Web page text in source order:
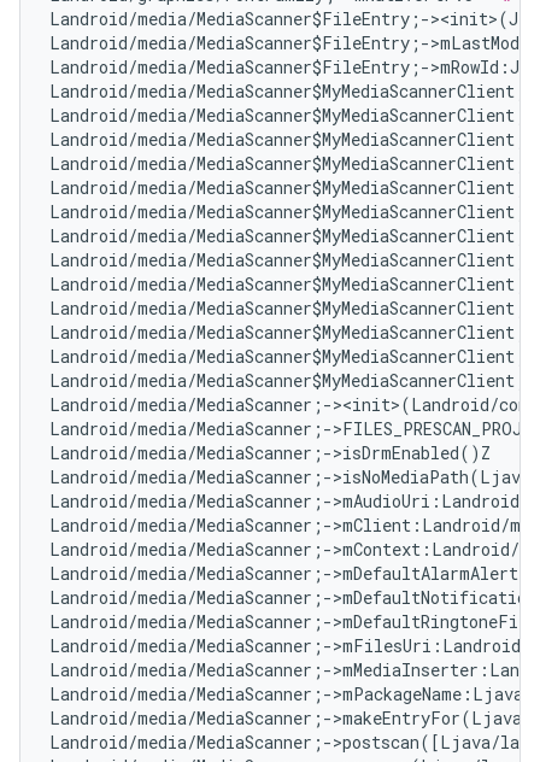
Landroid/media/MediaScanner$FileEntry;-
Landroid/media/MediaScanner$FileEntry;-
Landroid/media/MediaScanner$FileEntry;-
Landroid/media/
Landroid/media/
Landroid/media/
Landroid/media/
Landroid/media/
Landroid/media/
Landroid/media/
Landroid/media/
Landroid/media/
Landroid/media/
Landroid/media/
Landroid/media/
Landroid/media/
Landroid/media/MediaScanner;-
Landroid/media/MediaScanner;-
Landroid/media/MediaScanner;->isDrmEnabled()Z
Landroid/media/MediaScanner;-
Landroid/media/MediaScanner;-
Landroid/media/MediaScanner;->mClient:Landroid/
Landroid/media/MediaScanner;-
Landroid/media/MediaScanner;-
Landroid/media/MediaScanner;-
Landroid/media/MediaScanner;-
Landroid/media/MediaScanner;-
Landroid/media/MediaScanner;-
Landroid/media/MediaScanner;-
Landroid/media/MediaScanner;-
Landroid/media/MediaScanner;-